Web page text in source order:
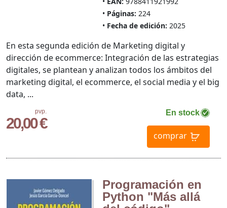
Páginas: 224
Fecha de edición: 2025
pvp.
20,00 €
En stock
comprar
En esta segunda edición de Marketing digital y
dirección de ecommerce: Integración de las estrategias
digitales, se plantean y analizan todos los ámbitos del
marketing digital, el ecommerce, el social media y el big
data, ...
Programación en
Python "Más allá